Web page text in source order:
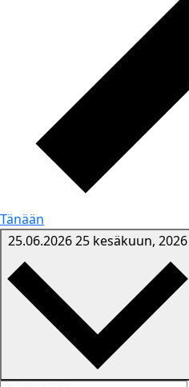
Tänään
25.06.202625 kesäkuun, 2026